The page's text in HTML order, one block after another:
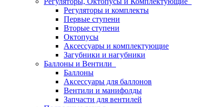
Регуляторы и комплекты
Первые ступени
Вторые ступени
Октопусы
Аксессуары и комплектующие
Загубники и нагубники
Баллоны и Вентили
Баллоны
Аксессуары для баллонов
Вентили и манифолды
Запчасти для вентилей